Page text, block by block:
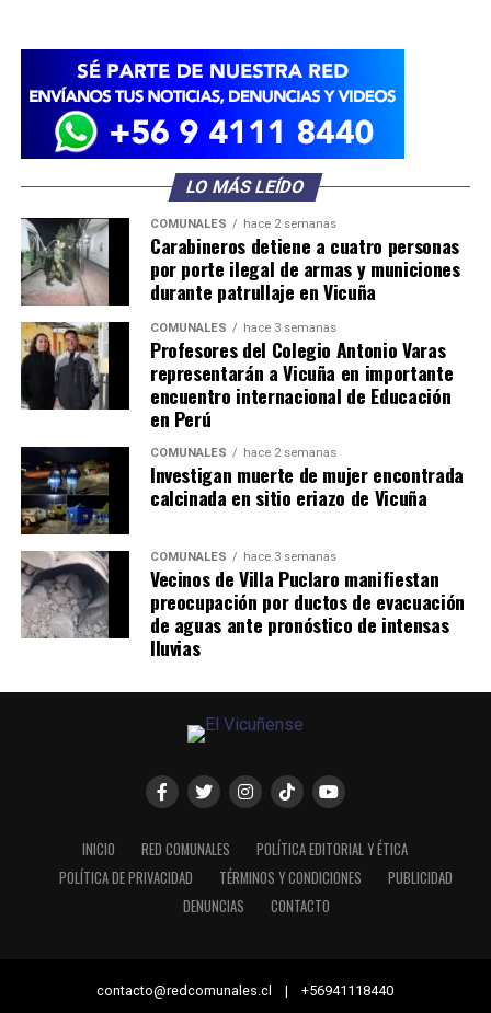
LO MÁS LEÍDO
COMUNALES hace 2 semanas
Carabineros detiene a cuatro personas
por porte ilegal de armas y municiones
durante patrullaje en Vicuña
COMUNALES hace 3 semanas
Profesores del Colegio Antonio Varas
representarán a Vicuña en importante
encuentro internacional de Educación
en Perú
COMUNALES hace 2 semanas
Investigan muerte de mujer encontrada
calcinada en sitio eriazo de Vicuña
COMUNALES hace 3 semanas
Vecinos de Villa Puclaro manifiestan
preocupación por ductos de evacuación
de aguas ante pronóstico de intensas
lluvias
INICIO RED COMUNALES
POLÍTICA EDITORIAL Y ÉTICA
POLÍTICA DE PRIVACIDAD
TÉRMINOS Y CONDICIONES
PUBLICIDAD
DENUNCIAS
CONTACTO
contacto@redcomunales.cl | +56941118440